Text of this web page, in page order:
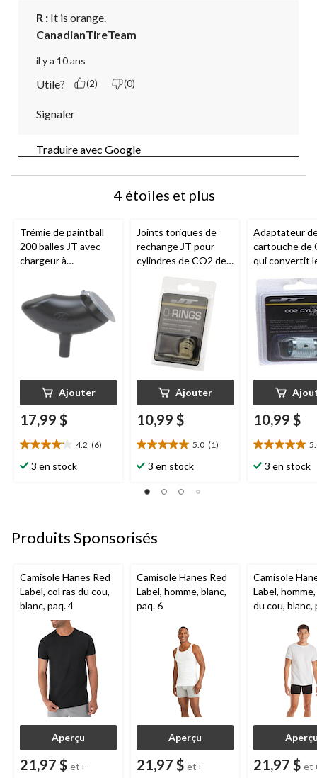
R : It is orange.
CanadianTireTeam
il y a 10 ans
Utile? (2) (0)
Signaler
Traduire avec Google
4 étoiles et plus
Trémie de paintball
200 balles JT avec
chargeur à
gravité pour de
gagner du temps à la
recharge
Ajouter
17,99 $
4.2 (6)
4.2
étoile(s)
3 en stock
Joints toriques de
rechangeJT pour
cylindres de CO2 de
paintball, convient à la
plupart des
marqueurs Tippman,
paq. 10
Ajouter
10,99 $
5.0 (1)
5.0
étoile(s)
5.
3 en stock
Adaptateur
cartouche de
qui convertit
paintball pour
utilisation
cartouche de
10,99 $
5.0
étoile(s)
3 en stock
Produits Sponsorisés
Camisole Hanes Red
Label, col ras du cou,
blanc, paq. 4
Aperçu
21,97 $ et+
Camisole Hanes Red
Label, homme, blanc,
paq. 6
Aperçu
21,97 $ et+
Camisole
Label,
du cou, blanc,
21,97 $